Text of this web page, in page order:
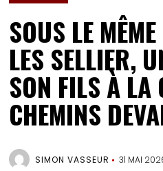
SOUS LE
LES SELLIER,
SON FILS À LA
CHEMINS
SIMON VASSEUR 31 MAI